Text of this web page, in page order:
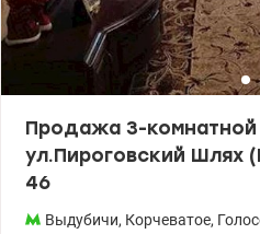
Продажа 3-комнатной
ул.Пироговский Шлях
46
Выдубичи, Корчеватое,